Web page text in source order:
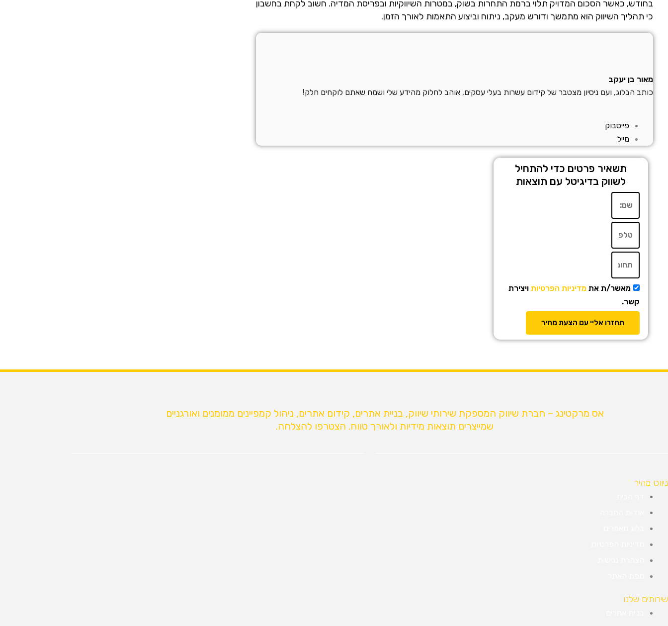
בחודש, כאשר הסכום המדויק תלוי ברמת התחרות בשוק, במטרות השיווקיות ובפריסת המדיה. חשוב לקחת בחשבון
כי תהליך השיווק הוא מתמשך ודורש מעקב, ניתוח וביצוע התאמות לאורך הזמן.
מאור בן יעקב
כותב הבלוג, ועם ניסיון מצטבר של קידום עשרות בעלי עסקים, אוהב לחלוק מהידע שלי ושמח שאתם לוקחים חלק!
פייסבוק
מייל
תשאיר פרטים כדי להתחיל
לשווק בדיגיטל עם תוצאות
מאשר/ת את מדיניות הפרטיות ויצירת
קשר.
תחזרו אליי עם הצעת מחיר
אס מרקטינג – חברת שיווק המספקת שירותי שיווק, בניית אתרים, קידום אתרים, ניהול קמפיינים ממומנים ואורגניים
שמייצרים תוצאות מידיות ולאורך טווח. הצטרפו להצלחה.
ניווט מהיר
שירותים שלנו